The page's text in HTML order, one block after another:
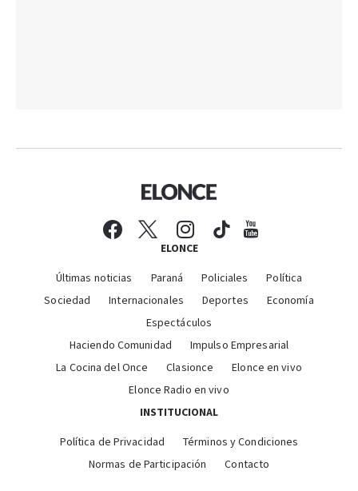
ELONCE
Últimas noticias Paraná Policiales
Política
Sociedad
Internacionales Deportes
Economía
Espectáculos
Haciendo Comunidad
Impulso Empresarial
La Cocina del Once
Clasionce
Elonce en vivo
Elonce Radio en vivo
INSTITUCIONAL
Política de Privacidad
Términos y Condiciones
Normas de Participación
Contacto